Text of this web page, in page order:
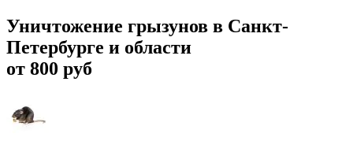
Уничтожение грызунов в Санкт-
Петербурге и области
от 800 руб